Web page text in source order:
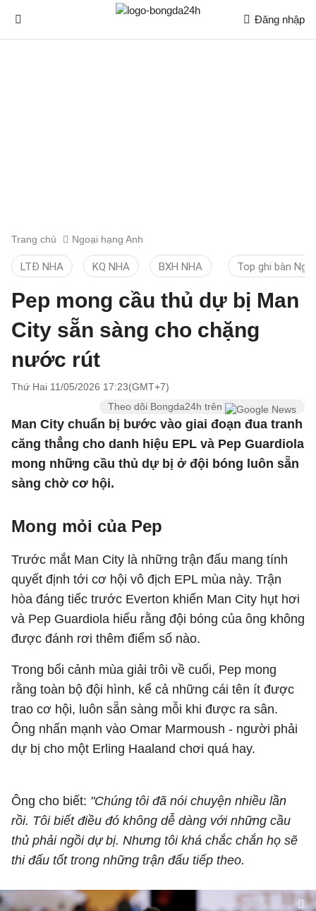
Đăng nhập
Trang chủ Ngoại hạng Anh
LTĐ NHA KQ NHA BXH NHA Top ghi bàn
Pep mong cầu thủ dự bị Man
City sẵn sàng cho chặng
nước rút
Thứ Hai 11/05/2026 17:23(GMT+7)
Theo dõi Bongda24h trên
Man City chuẩn bị bước vào giai đoạn đua tranh
căng thẳng cho danh hiệu EPL và Pep Guardiola
mong những cầu thủ dự bị ở đội bóng luôn sẵn
sàng chờ cơ hội.
Mong mỏi của Pep
Trước mắt Man City là những trận đấu mang tính
quyết định tới cơ hội vô địch EPL mùa này. Trận
hòa đáng tiếc trước Everton khiến Man City hụt hơi
và Pep Guardiola hiểu rằng đội bóng của ông không
được đánh rơi thêm điểm số nào.
Trong bối cảnh mùa giải trôi về cuối, Pep mong
rằng toàn bộ đội hình, kể cả những cái tên ít được
trao cơ hội, luôn sẵn sàng mỗi khi được ra sân.
Ông nhấn mạnh vào Omar Marmoush - người phải
dự bị cho một Erling Haaland chơi quá hay.
Ông cho biết: "Chúng tôi đã nói chuyện nhiều lần
rồi. Tôi biết điều đó không dễ dàng với những cầu
thủ phải ngồi dự bị. Nhưng tôi khá chắc chắn họ sẽ
thi đấu tốt trong những trận đấu tiếp theo.